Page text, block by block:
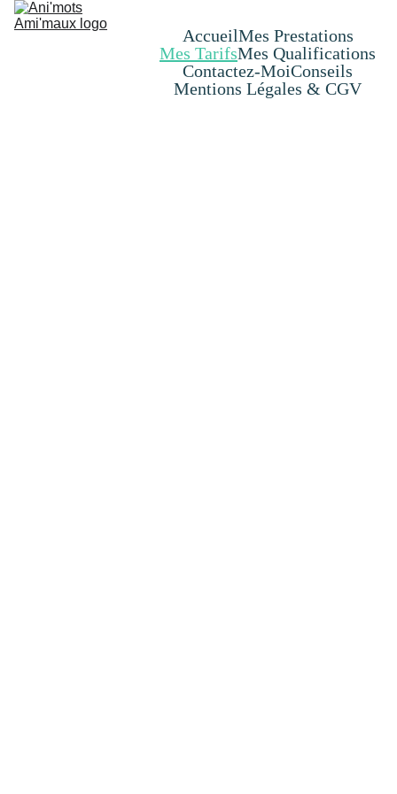
AccueilMes Prestations
Mes TarifsMes Qualifications
Contactez-MoiConseils
Mentions Légales & CGV